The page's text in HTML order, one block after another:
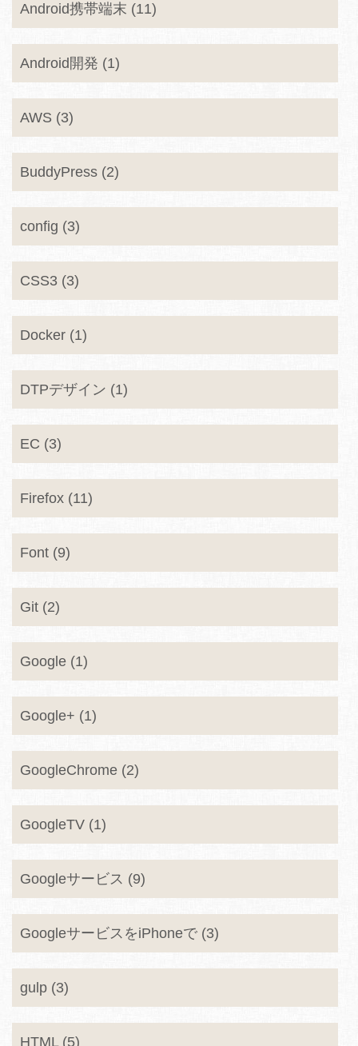
Android携帯端末 (11)
Android開発 (1)
AWS (3)
BuddyPress (2)
config (3)
CSS3 (3)
Docker (1)
DTPデザイン (1)
EC (3)
Firefox (11)
Font (9)
Git (2)
Google (1)
Google+ (1)
GoogleChrome (2)
GoogleTV (1)
Googleサービス (9)
GoogleサービスをiPhoneで (3)
gulp (3)
HTML (5)